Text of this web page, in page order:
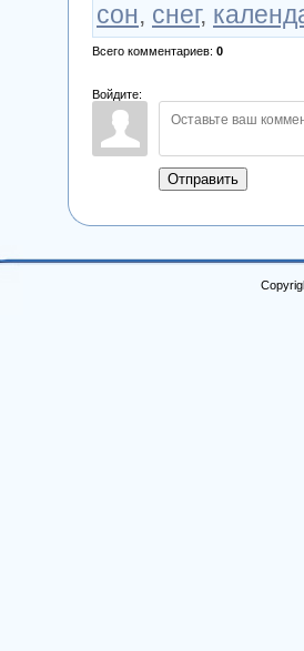
сон, снег,
Всего комментариев: 0
Войдите:
Отправить